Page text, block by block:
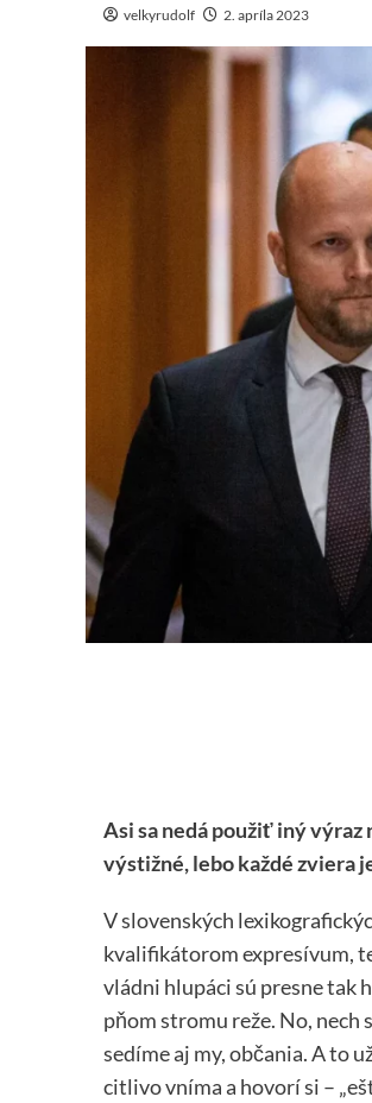
velkyrudolf 2. apríla 2023
Asi sa nedá použiť iný výraz
výstižné, lebo každé zviera
V slovenských
kvalifikátorom expresívum,
vládni hlupáci sú presne tak
pňom stromu reže. No, nech
sedíme aj my, občania. A to
citlivo vníma a hovorí si –